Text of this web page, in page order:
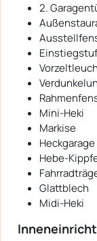
2.
Mini-Heki
Markise
Heckgarage
Hebe-
Glattblech
Midi-Heki